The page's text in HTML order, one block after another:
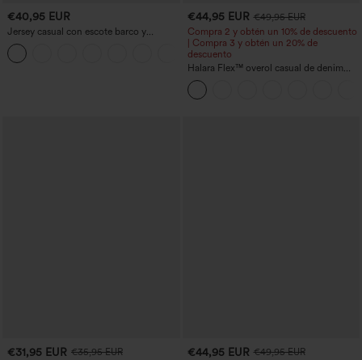
€40,95 EUR
Jersey casual con escote barco y
mangas murciélago
€44,95 EUR €49,95 EUR
Compra 2 y obtén un 10% de descuento
| Compra 3 y obtén un 20% de
descuento
Halara Flex™ overol casual de denim
lavado con escote en V y bolsillos
€31,95 EUR €35,95 EUR
€44,95 EUR €49,95 EUR